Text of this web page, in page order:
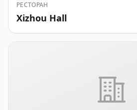
РЕСТОРАН
Xizhou Hall